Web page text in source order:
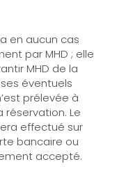
en aucun cas
par MHD ; elle
MHD de la
éventuels
prélevée à
réservation. Le
effectué sur
bancaire ou
accepté.